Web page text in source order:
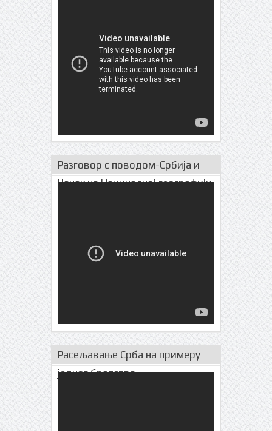
Разговор с поводом-Србија и
Чачак на Нациналној географији
Расељавање Срба на примеру
једног братства